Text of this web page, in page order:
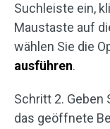
Suchleiste ein,
Maustaste auf
wählen Sie die
ausführen.
Schritt 2. Geben
das geöffnete